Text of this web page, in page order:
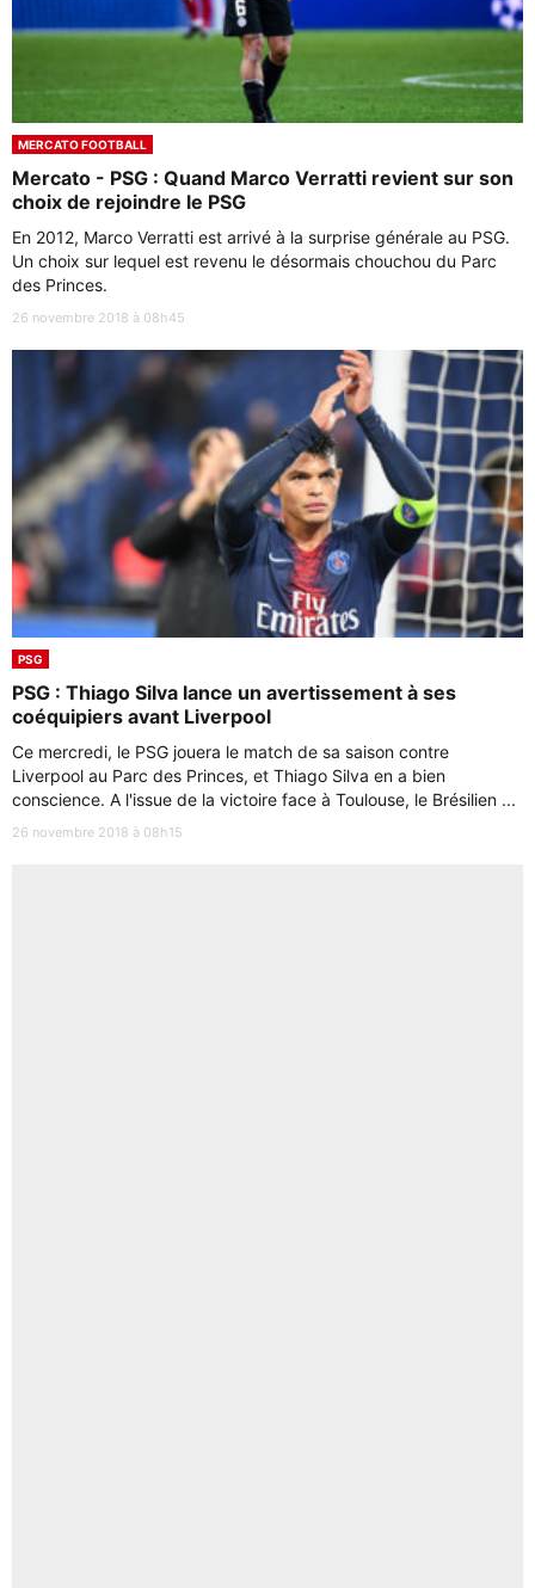
MERCATO FOOTBALL
Mercato - PSG : Quand Marco Verratti revient sur son
choix de rejoindre le PSG
En 2012, Marco Verratti est arrivé à la surprise générale au PSG.
Un choix sur lequel est revenu le désormais chouchou du Parc
des Princes.
26 novembre 2018 à 08h45
PSG
PSG : Thiago Silva lance un avertissement à ses
coéquipiers avant Liverpool
Ce mercredi, le PSG jouera le match de sa saison contre
Liverpool au Parc des Princes, et Thiago Silva en a bien
conscience. A l'issue de la victoire face à Toulouse, le Brésilien ...
26 novembre 2018 à 08h15